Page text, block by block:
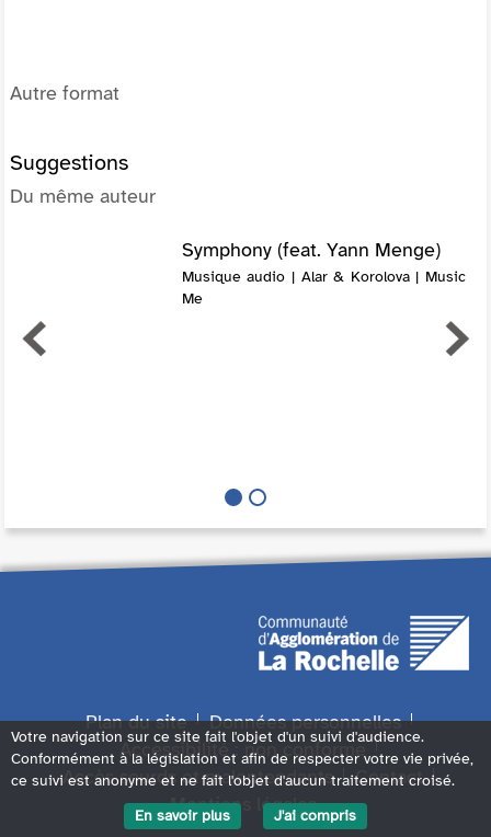
Autre format
Suggestions
Du même auteur
Symphony (feat. Yann Menge)
Musique audio | Alar & Korolova | Music
Me
Plan du site
Données personnelles
Accessibilité : non conforme
Accès sourds et malentendants
Contact
Mentions légales
Votre navigation sur ce site fait l'objet d'un suivi d'audience.
Conformément à la législation et afin de respecter votre vie privée,
ce suivi est anonyme et ne fait l'objet d'aucun traitement croisé.
En savoir plus
J'ai compris